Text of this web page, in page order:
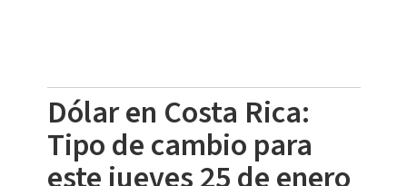
Dólar en Costa Rica:
Tipo de cambio para